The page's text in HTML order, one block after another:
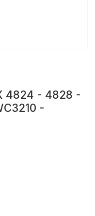
4824 - 4828 -
-